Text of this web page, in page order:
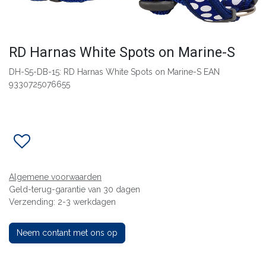
RD Harnas White Spots on Marine-S
DH-S5-DB-15: RD Harnas White Spots on Marine-S EAN
9330725076655
Algemene voorwaarden
Geld-terug-garantie van 30 dagen
Verzending: 2-3 werkdagen
Neem contant met ons op